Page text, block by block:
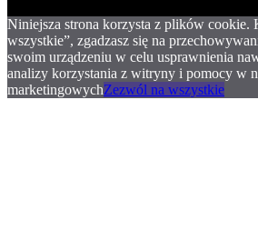
Niniejsza strona korzysta z plików cookie.
wszystkie”, zgadzasz się na
swoim urządzeniu w celu usprawnienia
analizy korzystania z witryny i pomocy w
marketingowychZezwól na wszystkie